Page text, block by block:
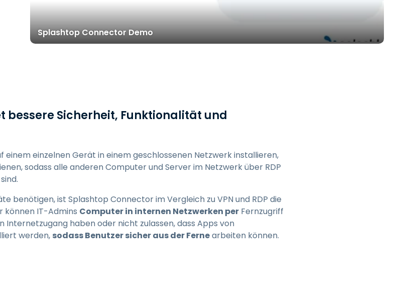
Fernzugriff über
RDP/SSH/VNC
Fernarbeit mit Wacom
Alle Bedürfnisse
entdecken
Alle Branchen entdecken
日本語
한국어
ภาษาไทย
Splashtop Connector Demo
bessere Sicherheit, Funktionalität und
einem einzelnen Gerät in einem geschlossenen Netzwerk installieren,
sodass alle anderen Computer und Server im Netzwerk über RDP
benötigen, ist Splashtop Connector im Vergleich zu VPN und RDP die
können IT-Admins Computer in internen Netzwerken per Fernzugriff
Internetzugang haben oder nicht zulassen, dass Apps von
werden, sodass Benutzer sicher aus der Fernearbeiten können.